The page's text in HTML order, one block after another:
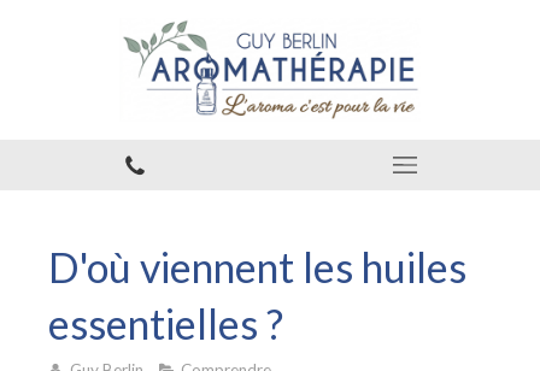
D'où viennent les huiles
essentielles ?